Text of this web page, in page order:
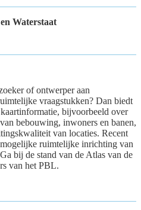
Waterstaat
of ontwerper aan
vraagstukken? Dan biedt
bijvoorbeeld over
bebouwing, inwoners en banen,
van locaties. Recent
ruimtelijke inrichting van
bij de stand van de Atlas van de
van het PBL.